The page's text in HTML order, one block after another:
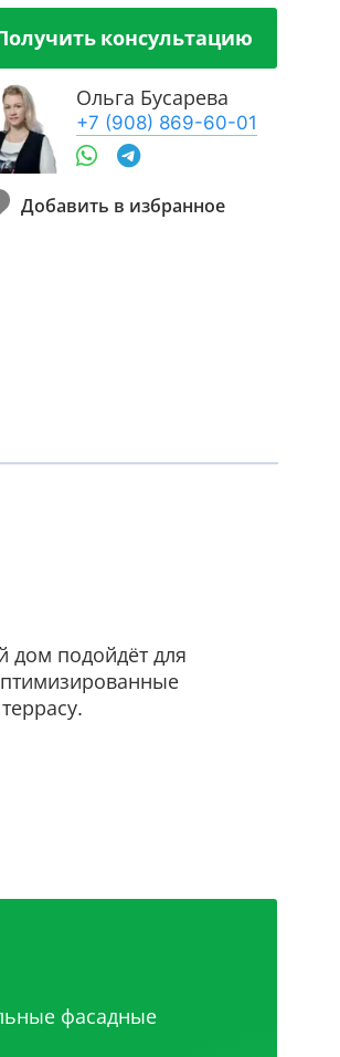
консультацию
Ольга Бусарева
+7 (908) 869-60-01
дом подойдёт для
фасадные